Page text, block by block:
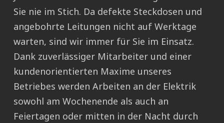
Sie nie im Stich. Da defekte Steckdosen und
angebohrte Leitungen nicht auf Werktage
warten, sind wir immer für Sie im Einsatz.
Dank zuverlässiger Mitarbeiter und einer
kundenorientierten Maxime unseres
Betriebes werden Arbeiten an der Elektrik
sowohl am Wochenende als auch an
Feiertagen oder mitten in der Nacht durch